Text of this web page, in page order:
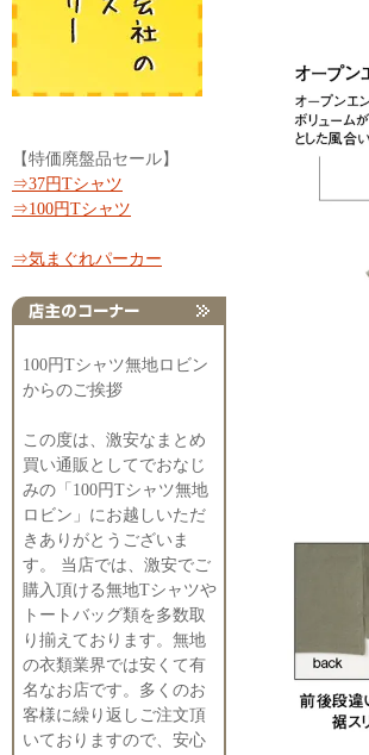
【特価廃盤品セール】
⇒37円Tシャツ
⇒100円Tシャツ
⇒気まぐれパーカー
100円Tシャツ無地ロビン
からのご挨拶
この度は、激安なまとめ
買い通販としてでおなじ
みの「100円Tシャツ無地
ロビン」にお越しいただ
きありがとうございま
す。 当店では、激安でご
購入頂ける無地Tシャツや
トートバッグ類を多数取
り揃えております。無地
の衣類業界では安くて有
名なお店です。多くのお
客様に繰り返しご注文頂
いておりますので、安心